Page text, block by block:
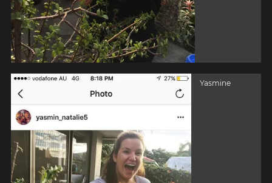
Yasmine